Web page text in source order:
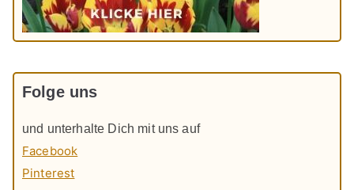
Folge uns
und unterhalte Dich mit uns auf
Facebook
Pinterest